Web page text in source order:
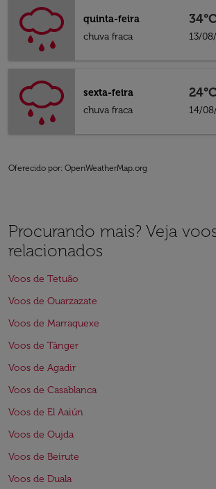
quinta-feira
chuva fraca
34°C
13/
sexta-feira
chuva fraca
24°C
14/
Oferecido por: OpenWeatherMap.org
Procurando mais? Veja
relacionados
Voos de Tetuão
Voos de Ouarzazate
Voos de Marraquexe
Voos de Tânger
Voos de Agadir
Voos de Casablanca
Voos de El Aaiún
Voos de Oujda
Voos de Beirute
Voos de Duala